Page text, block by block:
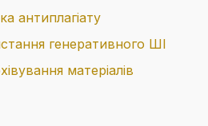
антиплагіату
генеративного ШІ
матеріалів